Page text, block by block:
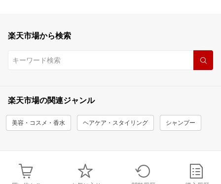
楽天市場から検索
楽天市場の関連ジャンル
美容・コスメ・香水 ヘアケア・スタイリング シャンプー